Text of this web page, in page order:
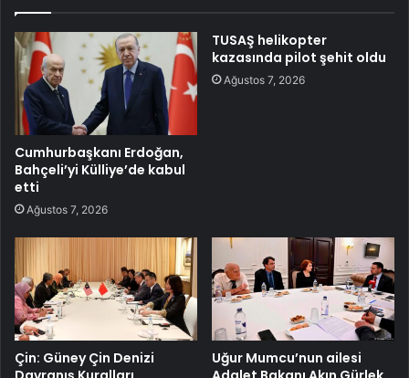
Cumhurbaşkanı Erdoğan,
Bahçeli’yi Külliye’de kabul
etti
Ağustos 7, 2026
TUSAŞ helikopter
kazasında pilot şehit oldu
Ağustos 7, 2026
Çin: Güney Çin Denizi
Uğur Mumcu’nun ailesi